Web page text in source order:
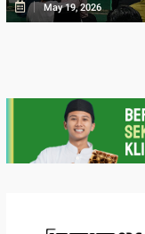
May 19, 2026